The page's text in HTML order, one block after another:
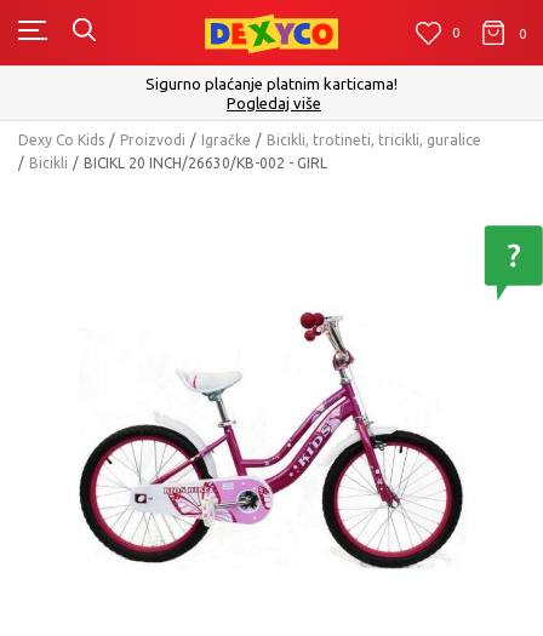
0 0
Sigurno plaćanje platnim karticama!
Pogledaj više
Dexy Co Kids Proizvodi Igračke
Bicikli, trotineti, tricikli, guralice
Bicikli
BICIKL 20 INCH/26630/KB-002 - GIRL